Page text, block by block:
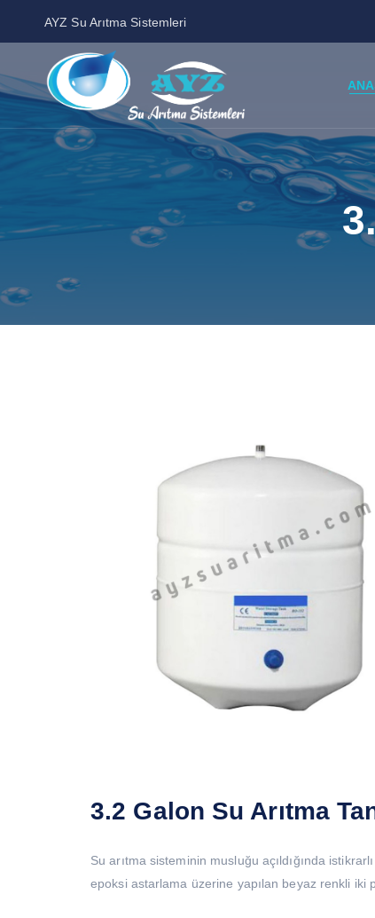
AYZ Su Arıtma Sistemleri
3.2 Galon Su Arıtma
Su arıtma sisteminin musluğu açıldığında
epoksi astarlama üzerine yapılan beyaz renkli iki